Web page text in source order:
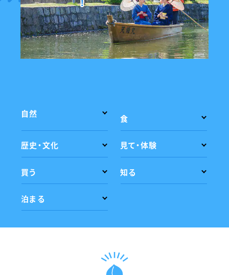
自然 食
歴史・文化 見て・体験
買う 知る
泊まる